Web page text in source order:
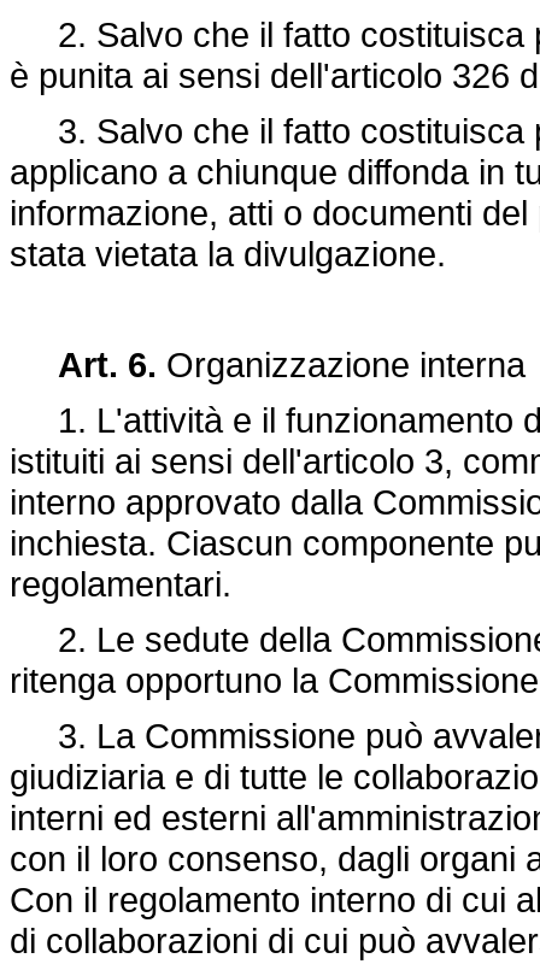
2. Salvo che il fatto costituisca
è punita ai sensi dell'articolo 326
3. Salvo che il fatto costituisca
applicano a chiunque diffonda in
informazione, atti o documenti
stata vietata la divulgazione.
Art. 6. Organizzazione interna
1. L'attività e il funzionamento
istituiti ai sensi dell'articolo 3,
interno approvato dalla
inchiesta. Ciascun componente
regolamentari.
2. Le sedute della
ritenga opportuno la
3. La Commissione può
giudiziaria e di tutte le
interni ed esterni
con il loro consenso, dagli organi
Con il regolamento interno di cui
di collaborazioni di cui può